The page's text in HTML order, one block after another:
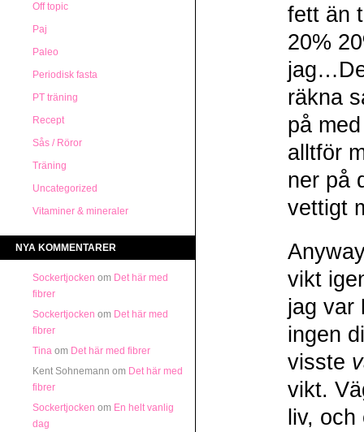
Off topic
Paj
Paleo
Periodisk fasta
PT träning
Recept
Sås / Röror
Träning
Uncategorized
Vitaminer & mineraler
NYA KOMMENTARER
Sockertjocken om Det här med
fibrer
Sockertjocken om Det här med
fibrer
Tina om Det här med fibrer
Kent Sohnemann om Det här med
fibrer
Sockertjocken om En helt vanlig
dag
fett än
20%
räkna
på
alltför
ner på
vettigt
vikt
jag var
ingen
visste
vikt.
liv,